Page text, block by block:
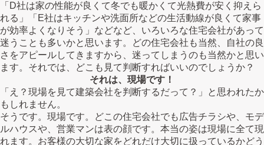
「D社は家の性能が良くて冬でも暖かくて光熱費が安く抑えら
れる」「E社はキッチンや洗面所などの生活動線が良くて家事
が効率よくなりそう」などなど、いろいろな住宅会社があって
迷うことも多いかと思います。どの住宅会社も当然、自社の良
さをアピールしてきますから、迷ってしまうのも当然かと思い
ます。それでは、どこも見て判断すればいいのでしょうか？
それは、現場です！
「え？現場を見て建築会社を判断するだって？」と思われたか
もしれません。
そうです。現場です。どこの住宅会社でも広告チラシや、モデ
ルハウスや、営業マンは表の顔です。本当の姿は現場に全て現
れます。お客様の大切な家をどれだけ大切に扱っているかどう